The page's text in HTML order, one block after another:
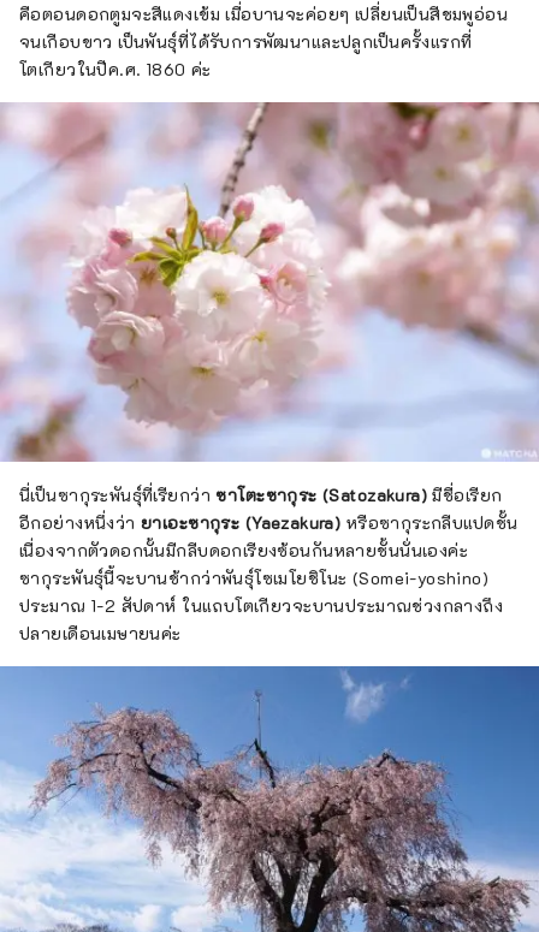
คือตอนดอกตูมจะสีแดงเข้ม เมื่อบานจะค่อยๆ เปลี่ยนเป็นสีชมพูอ่อน
จนเกือบขาว เป็นพันธุ์ที่ได้รับการพัฒนาและปลูกเป็นครั้งแรกที่
โตเกียวในปีค.ศ. 1860 ค่ะ
นี่เป็นซากุระพันธุ์ที่เรียกว่าซาโตะซากุระ (Satozakura) มีชื่อเรียก
อีกอย่างหนึ่งว่ายาเอะซากุระ (Yaezakura) หรือซากุระกลีบแปดชั้น
เนื่องจากตัวดอกนั้นมีกลีบดอกเรียงซ้อนกันหลายชั้นนั่นเองค่ะ
ซากุระพันธุ์นี้จะบานช้ากว่าพันธุ์โซเมโยชิโนะ (Somei-yoshino)
ประมาณ 1-2 สัปดาห์ ในแถบโตเกียวจะบานประมาณช่วงกลางถึง
ปลายเดือนเมษายนค่ะ